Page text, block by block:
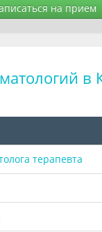
на прием
в
терапевта